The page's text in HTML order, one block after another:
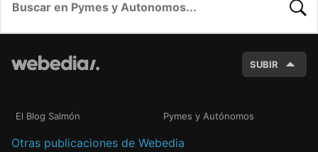
SUBIR
El Blog Salmón Pymes y Autónomos
Otras publicaciones de Webedia